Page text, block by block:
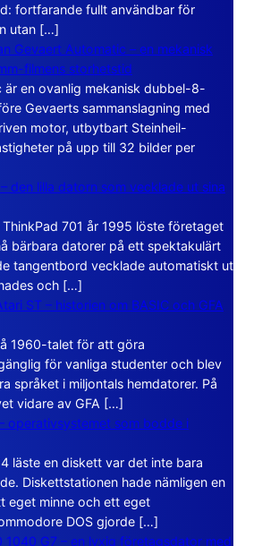
fortfarande fullt användbar för
utan […]
Gevaert Automatic – en mekanisk
filmens storhetstid
är en ovanlig mekanisk dubbel-8-
Gevaerts sammanslagning med
motor, utbytbart Steinheil-
på upp till 32 bilder per
den lilla datorn som vecklade ut sina
ThinkPad 701 år 1995 löste företaget
bärbara datorer på ett spektakulärt
tangentbord vecklade automatiskt ut
och […]
ST – historien om BASIC och GFA
1960-talet för att göra
för vanliga studenter och blev
språket i miljontals hemdatorer. På
vidare av GFA […]
operativsystemet som bodde i
läste en diskett var det inte bara
Diskettstationen hade nämligen en
eget minne och ett eget
DOS gjorde […]
1040 G7 – en lyxig företagsdator med